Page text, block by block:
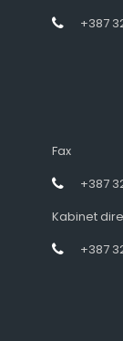
+387
Fax
+387
Kabinet
+387